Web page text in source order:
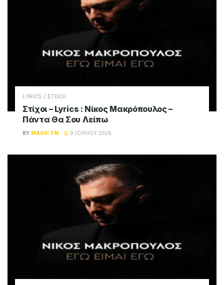
LYRICS / ΣΤΙΧΟΙ
Στίχοι – Lyrics : Νίκος Μακρόπουλος –
Πάντα Θα Σου Λείπω
BY MAGIC FM 9 ΙΟΥΛΊΟΥ 2026